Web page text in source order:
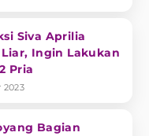
Siva Aprilia
Ingin Lakukan
Pria
2023
Bagian